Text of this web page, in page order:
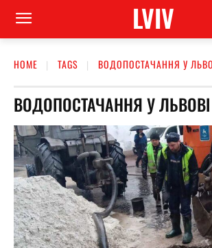
LVIV
HOME TAGS ВОДОПОСТАЧАННЯ У
ВОДОПОСТАЧАННЯ У ЛЬВОВІ